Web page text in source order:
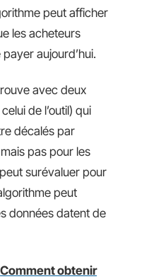
peut afficher
les acheteurs
aujourd’hui.
avec deux
de l’outil) qui
décalés par
pas pour les
surévaluer pour
peut
données datent de
Comment obtenir